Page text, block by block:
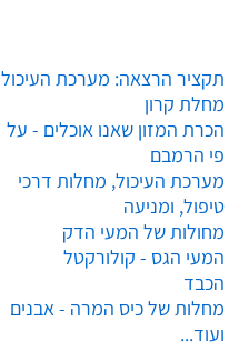
תקציר הרצאה: מערכת העיכול
מחלת קרון
הכרת המזון שאנו אוכלים - על
פי הרמבם
מערכת העיכול, מחלות דרכי
טיפול, ומניעה
מחולות של המעי הדק
המעי הגס - קולורקטל
הכבד
מחלות של כיס המרה - אבנים
ועוד...